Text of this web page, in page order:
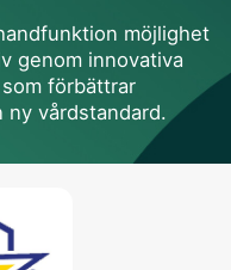
möjlighet
genom innovativa
förbättrar
ny vårdstandard.